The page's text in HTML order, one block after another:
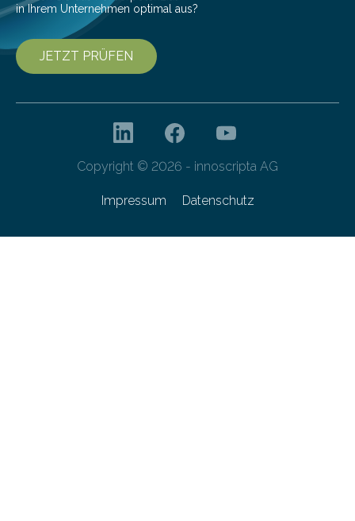
in Ihrem Unternehmen optimal aus?
JETZT PRÜFEN
Copyright © 2026 - innoscripta AG
Impressum Datenschutz